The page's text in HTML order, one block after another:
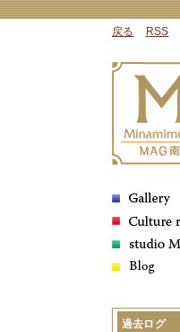
戻る RSS
過去ログ